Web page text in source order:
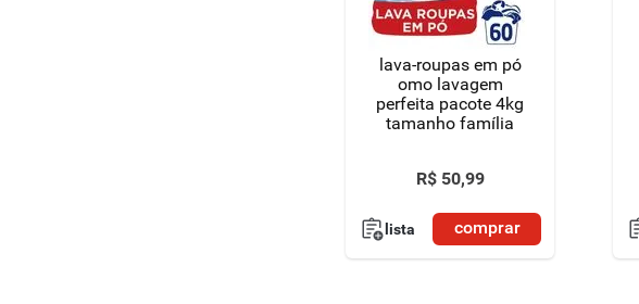
lava-roupas em pó
omo lavagem
perfeita pacote 4kg
tamanho família
R$ 50,99
lista comprar